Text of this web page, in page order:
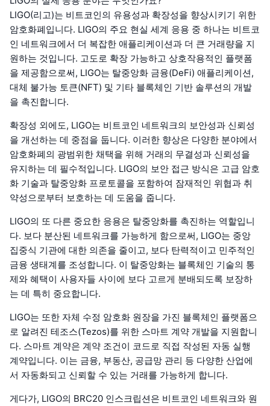
LIGO(리고)는 비트코인의 유용성과 확장성을 향상시키기 위한
암호화폐입니다. LIGO의 주요 현실 세계 응용 중 하나는 비트코
인 네트워크에서 더 복잡한 애플리케이션과 더 큰 거래량을 지
원하는 것입니다. 고도로 확장 가능하고 상호작용적인 플랫폼
을 제공함으로써, LIGO는 탈중앙화 금융(DeFi) 애플리케이션,
대체 불가능 토큰(NFT) 및 기타 블록체인 기반 솔루션의 개발
을 촉진합니다.
확장성 외에도, LIGO는 비트코인 네트워크의 보안성과 신뢰성
을 개선하는 데 중점을 둡니다. 이러한 향상은 다양한 분야에서
암호화폐의 광범위한 채택을 위해 거래의 무결성과 신뢰성을
유지하는 데 필수적입니다. LIGO의 보안 접근 방식은 고급 암호
화 기술과 탈중앙화 프로토콜을 포함하여 잠재적인 위협과 취
약성으로부터 보호하는 데 도움을 줍니다.
LIGO의 또 다른 중요한 응용은 탈중앙화를 촉진하는 역할입니
다. 보다 분산된 네트워크를 가능하게 함으로써, LIGO는 중앙
집중식 기관에 대한 의존을 줄이고, 보다 탄력적이고 민주적인
금융 생태계를 조성합니다. 이 탈중앙화는 블록체인 기술의 통
제와 혜택이 사용자들 사이에 보다 고르게 분배되도록 보장하
는 데 특히 중요합니다.
LIGO는 또한 자체 수정 암호화 원장을 가진 블록체인 플랫폼으
로 알려진 테조스(Tezos)를 위한 스마트 계약 개발을 지원합니
다. 스마트 계약은 계약 조건이 코드로 직접 작성된 자동 실행
계약입니다. 이는 금융, 부동산, 공급망 관리 등 다양한 산업에
서 자동화되고 신뢰할 수 있는 거래를 가능하게 합니다.
게다가, LIGO의 BRC20 인스크립션은 비트코인 네트워크와 원